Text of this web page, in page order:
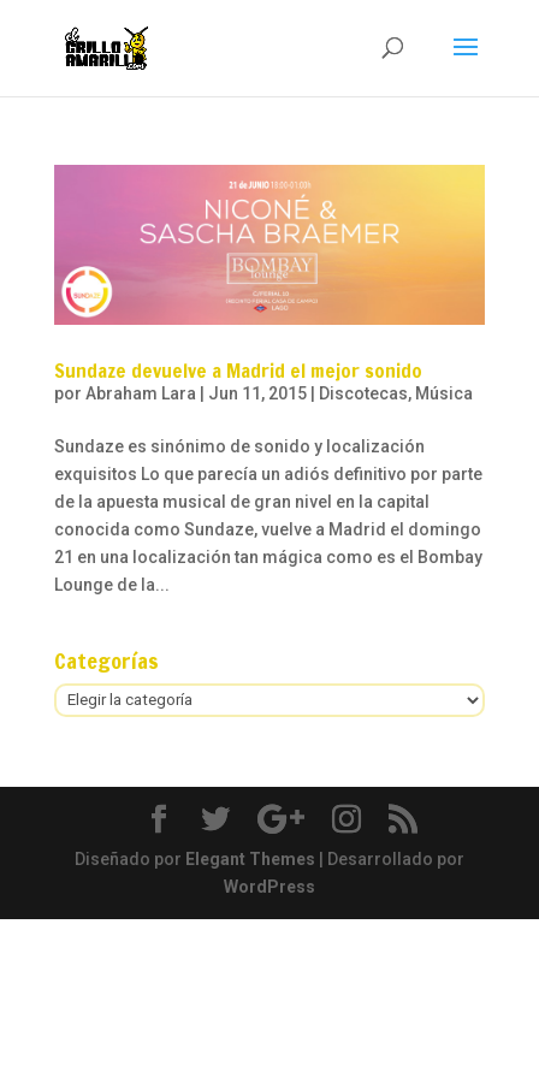
Sundaze devuelve a Madrid el mejor sonido
por Abraham Lara Jun 11, 2015| Discotecas, Música
Sundaze es sinónimo de sonido y localización
exquisitos Lo que parecía un adiós definitivo por parte
de la apuesta musical de gran nivel en la capital
conocida como Sundaze, vuelve a Madrid el domingo
21 en una localización tan mágica como es el Bombay
Lounge de la...
Categorías
Categorías
Diseñado por Elegant Themes | Desarrollado por
WordPress